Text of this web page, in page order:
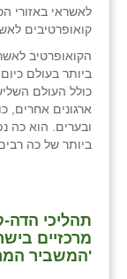
לאשראי באזורי
קואופרטיבים
הקואופרטיב
ביותר בעולם
כולל העולם
ארגונים אחרים,
ובערים. הוא כה
ביותר של כה
תהליכי הדה-
מרכזיים
'המשביר
הדר עם
חבצלת השרון
חמרה
חרב לאת
כליל